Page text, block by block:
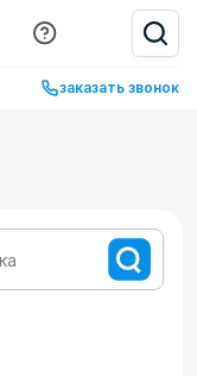
заказать звонок